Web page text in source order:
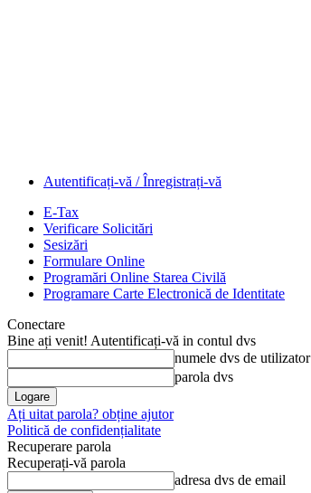
Autentificați-vă / Înregistrați-vă
E-Tax
Verificare Solicitări
Sesizări
Formulare Online
Programări Online Starea Civilă
Programare Carte Electronică de Identitate
Conectare
Bine ați venit! Autentificați-vă in contul dvs
numele dvs de utilizator
parola dvs
Ați uitat parola? obține ajutor
Politică de confidențialitate
Recuperare parola
Recuperați-vă parola
adresa dvs de email